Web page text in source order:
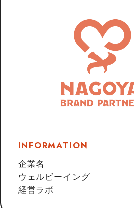
INFORMATION
企業名
ウェルビーイング
経営ラボ